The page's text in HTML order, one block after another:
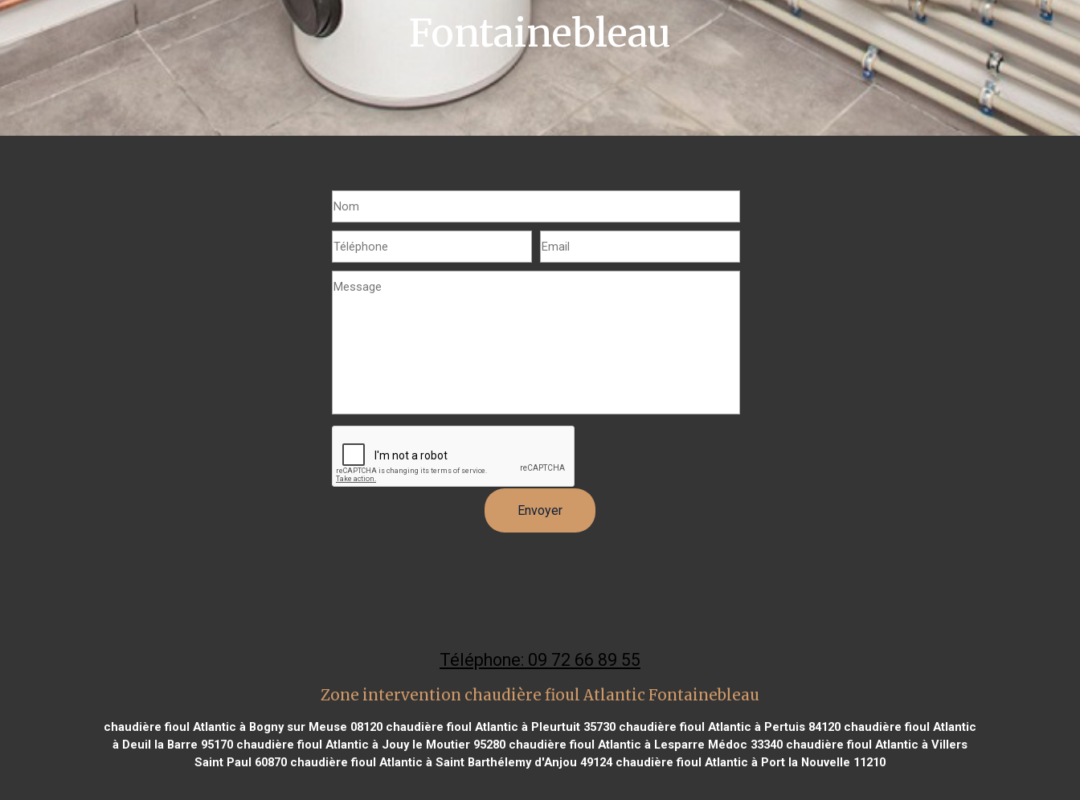
Fontainebleau
Téléphone: 09 72 66 89 55
Zone intervention chaudière fioul Atlantic Fontainebleau
chaudière fioul Atlantic à Bogny sur Meuse 08120 chaudière fioul Atlantic à Pleurtuit 35730 chaudière fioul Atlantic à Pertuis 84120 chaudière fioul Atlantic
à Deuil la Barre 95170 chaudière fioul Atlantic à Jouy le Moutier 95280 chaudière fioul Atlantic à Lesparre Médoc 33340 chaudière fioul Atlantic à Villers
Saint Paul 60870 chaudière fioul Atlantic à Saint Barthélemy d'Anjou 49124chaudière fioul Atlantic à Port la Nouvelle 11210